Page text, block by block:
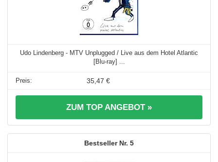
Udo Lindenberg - MTV Unplugged / Live aus dem Hotel Atlantic
[Blu-ray] ...
35,47 €
ZUM TOP ANGEBOT »
5